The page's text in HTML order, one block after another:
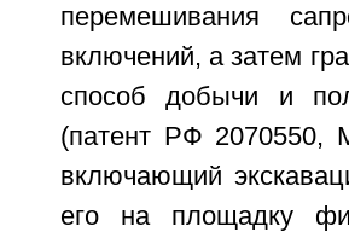
перемешивания
включений, а затем
способ добычи и
(патент РФ 2070550,
включающий
его на площадку